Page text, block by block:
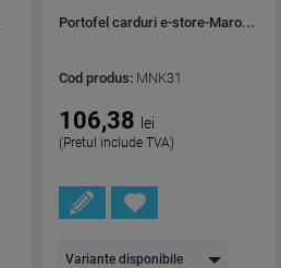
Portofel carduri e-store-Maro...
Cod produs: MNK31
106,38 lei
(Pretul include TVA)
Variante disponibile